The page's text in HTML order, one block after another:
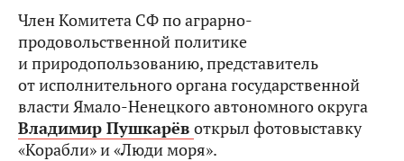
Член Комитета СФ по аграрно-
продовольственной политике
и природопользованию, представитель
от исполнительного органа государственной
власти Ямало-Ненецкого автономного округа
Владимир Пушкарёв открыл фотовыставку
«Корабли» и «Люди моря».